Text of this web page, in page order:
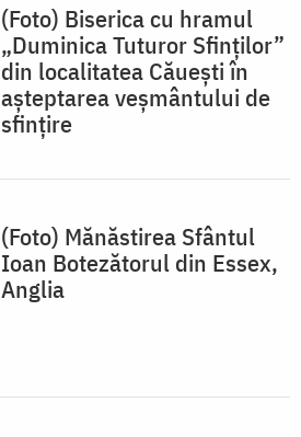
(Foto) Biserica cu hramul
„Duminica Tuturor Sfinților”
din localitatea Căuești în
așteptarea veșmântului de
sfințire
(Foto) Mănăstirea Sfântul
Ioan Botezătorul din Essex,
Anglia